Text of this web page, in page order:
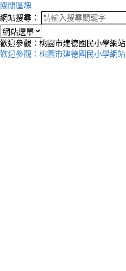
關閉區塊
網站搜尋：
歡迎參觀：桃園市建德國民小學網站
歡迎參觀：桃園市建德國民小學網站